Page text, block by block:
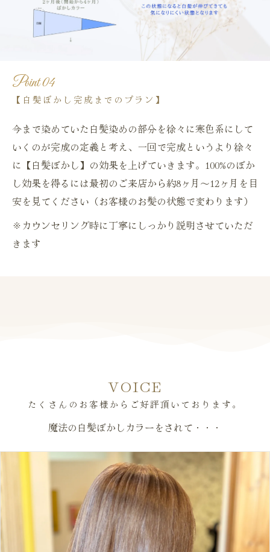
Point 04
【白髪ぼかし完成までのプラン】
今まで染めていた白髪染めの部分を徐々に寒色系にして
いくのが完成の定義と考え、一回で完成というより徐々
に【白髪ぼかし】の効果を上げていきます。100%のぼか
し効果を得るには最初のご来店から約8ヶ月〜12ヶ月を目
安を見てください（お客様のお髪の状態で変わります）
※カウンセリング時に丁寧にしっかり説明させていただ
きます
たくさんのお客様からご好評頂いております。
VOICE
魔法の白髪ぼかしカラーをされて・・・